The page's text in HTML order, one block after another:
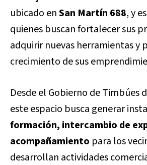
ubicado enSan Martín 688, y
quienes buscan fortalecer sus
adquirir nuevas herramientas y
crecimiento de sus
Desde el Gobierno de Timbúes
este espacio busca generar
formación, intercambio de
acompañamiento para los
desarrollan actividades